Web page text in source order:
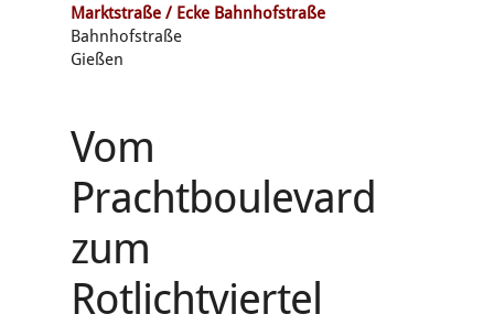
Marktstraße / Ecke Bahnhofstraße
Bahnhofstraße
Gießen
Vom
Prachtboulevard
zum
Rotlichtviertel